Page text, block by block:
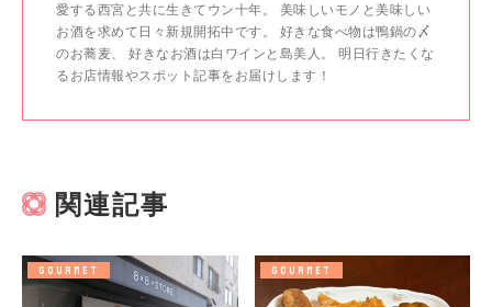
愛する西宮と共に生きてウン十年。 美味しいモノと美味しい
お酒を求めて日々新規開拓中です。 好きな食べ物は鴨鍋の〆
のお蕎麦、 好きなお酒は白ワインと島美人。 明日行きたくな
るお店情報やスポット記事をお届けします！
関連記事
GOURMET GOURMET